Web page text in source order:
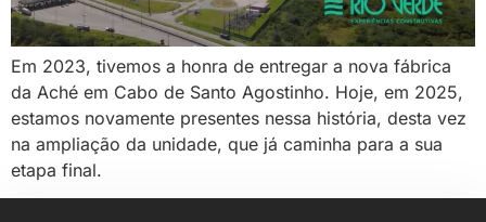
Em 2023, tivemos a honra de entregar a nova fábrica
da Aché em Cabo de Santo Agostinho. Hoje, em 2025,
estamos novamente presentes nessa história, desta vez
na ampliação da unidade, que já caminha para a sua
etapa final.